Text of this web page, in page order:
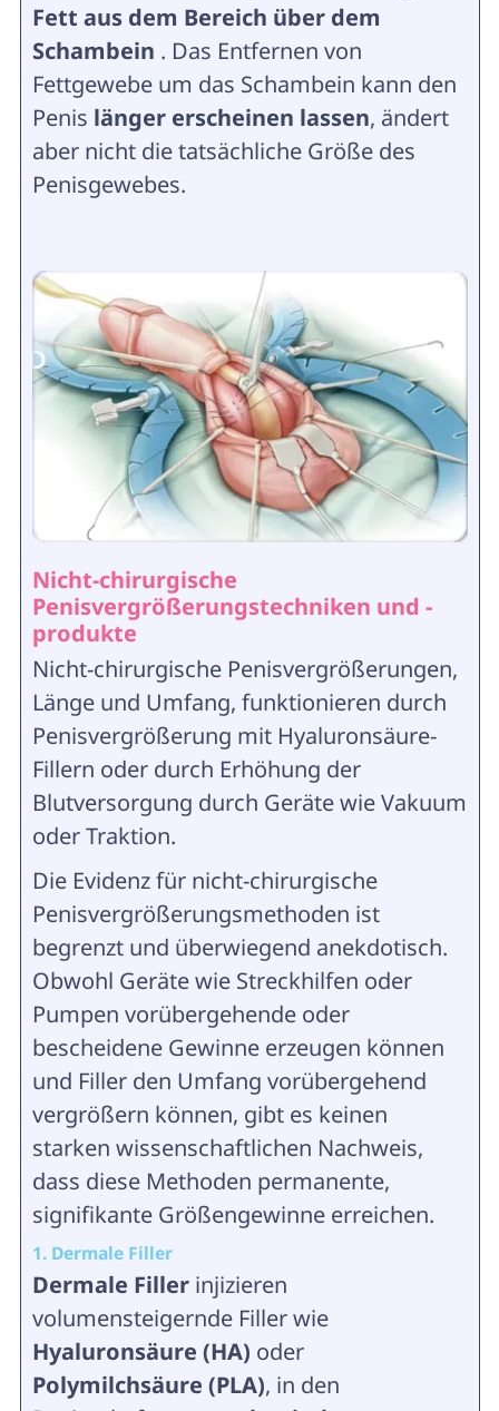
Fett aus dem Bereich über dem
Schambein . Das Entfernen von
Fettgewebe um das Schambein kann den
Penis länger erscheinen lassen, ändert
aber nicht die tatsächliche Größe des
Penisgewebes.
Nicht-chirurgische
Penisvergrößerungstechniken und -
produkte
Nicht-chirurgische Penisvergrößerungen,
Länge und Umfang, funktionieren durch
Penisvergrößerung mit Hyaluronsäure-
Fillern oder durch Erhöhung der
Blutversorgung durch Geräte wie Vakuum
oder Traktion.
Die Evidenz für nicht-chirurgische
Penisvergrößerungsmethoden ist
begrenzt und überwiegend anekdotisch.
Obwohl Geräte wie Streckhilfen oder
Pumpen vorübergehende oder
bescheidene Gewinne erzeugen können
und Filler den Umfang vorübergehend
vergrößern können, gibt es keinen
starken wissenschaftlichen Nachweis,
dass diese Methoden permanente,
signifikante Größengewinne erreichen.
1. Dermale Filler
Dermale Filler injizieren
volumensteigernde Filler wie
Hyaluronsäure (HA) oder
Polymilchsäure (PLA), in den